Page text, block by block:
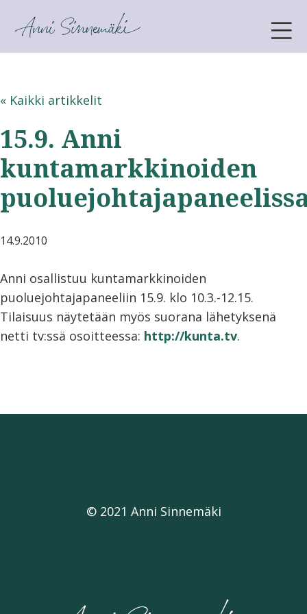
ANNI SINNEMÄKI
« Kaikki artikkelit
15.9. Anni
kuntamarkkinoiden
14.9.2010
Anni osallistuu kuntamarkkinoiden
puoluejohtajapaneeliin 15.9. klo 10.3.-12.15.
Tilaisuus näytetään myös suorana lähetyksenä
netti tv:ssä osoitteessa: http://kunta.tv.
© 2021 Anni Sinnemäki